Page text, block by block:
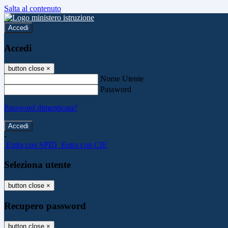
Salta al contenuto
Accedi
Accedi
button close ×
Nome Utente
Password
Password dimenticata?
-
Entra con SPID Entra con CIE
Seleziona utente
button close ×
Recupero password
button close ×